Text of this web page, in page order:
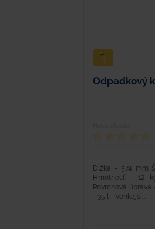
Odpadkový
Dĺžka - 574 mm
Hmotnosť - 12
Povrchová
- 35 l - Vonkajší...